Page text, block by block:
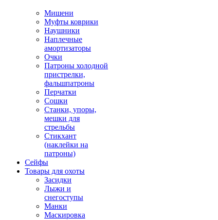
Мишени
Муфты коврики
Наушники
Наплечные
амортизаторы
Очки
Патроны холодной
пристрелки,
фальшпатроны
Перчатки
Сошки
Станки, упоры,
мешки для
стрельбы
Стикхант
(наклейки на
патроны)
Сейфы
Товары для охоты
Засидки
Лыжи и
снегоступы
Манки
Маскировка